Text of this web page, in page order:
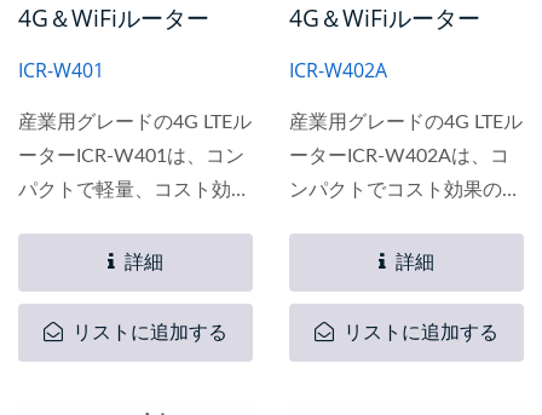
4G＆WiFiルーター
ICR-W401
産業用グレードの4G LTEル
ーターICR-W401は、コン
パクトで軽量、コスト効果
と1つのWANのファースト
イーサネット接続を持ち、
2G/3G/4Gモバイルデータ
ネットワークへのアップリ
詳細
リストに追加する
4G＆WiFiルーター
ICR-W402A
産業用グレードの4G LTEル
ーターICR-W402Aは、コ
ンパクトでコスト効果の高
のWANのファーストイー
サネット接続を提供し、
2G/3G/4Gのセルラーモバ
イルデータネットワークへ
詳細
リストに追加する